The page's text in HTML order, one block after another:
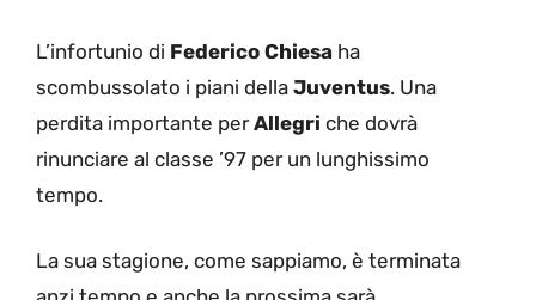
L’infortunio di Federico Chiesa ha
scombussolato i piani della Juventus. Una
perdita importante perAllegri che dovrà
rinunciare al classe ’97 per un lunghissimo
tempo.
La sua stagione, come sappiamo, è terminata